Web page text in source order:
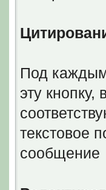
Под
эту
текстовое
сообщение